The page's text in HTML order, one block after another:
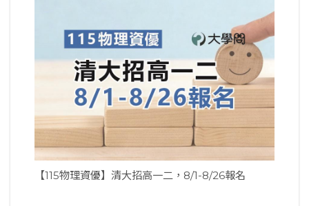
【115物理資優】清大招高一二，8/1-8/26報名